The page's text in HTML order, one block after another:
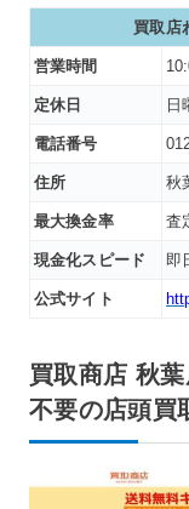
買取店
営業時間
定休日 日
電話番号
住所 秋
最大換金率 査
現金化スピード 即
公式サイト
買取商店 秋
不要の店頭買